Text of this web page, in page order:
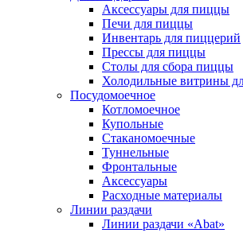
Аксессуары для пиццы
Печи для пиццы
Инвентарь для пиццерий
Прессы для пиццы
Столы для сбора пиццы
Холодильные витрины
Посудомоечное
Котломоечное
Купольные
Стаканомоечные
Туннельные
Фронтальные
Аксессуары
Расходные материалы
Линии раздачи
Линии раздачи «Abat»